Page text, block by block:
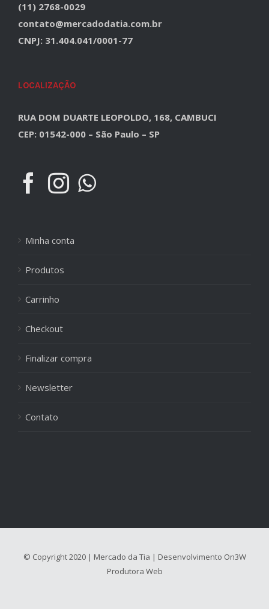
(11) 2768-0029
contato@mercadodatia.com.br
CNPJ: 31.404.041/0001-77
LOCALIZAÇÃO
RUA DOM DUARTE LEOPOLDO, 168, CAMBUCI
CEP: 01542-000 – São Paulo – SP
Minha conta
Produtos
Carrinho
Checkout
Finalizar compra
Newsletter
Contato
© Copyright 2020 | Mercado da Tia | Desenvolvimento On3W
Produtora Web